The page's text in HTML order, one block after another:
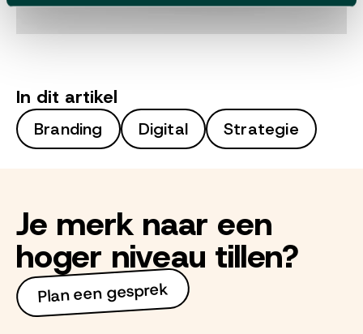
In dit artikel
Branding Digital Strategie
Je merk naar een
hoger niveau tillen?
Plan een gesprek